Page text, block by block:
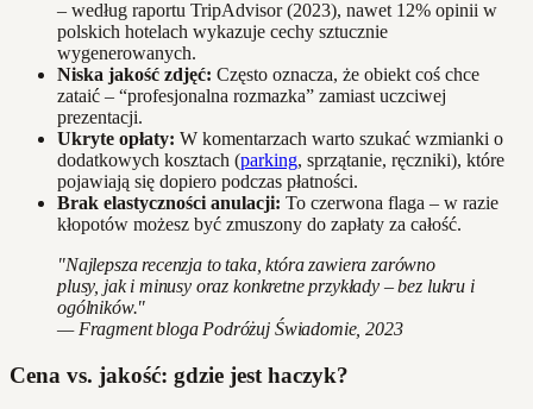
– według raportu TripAdvisor (2023), nawet 12% opinii w
polskich hotelach wykazuje cechy sztucznie
wygenerowanych.
Niska jakość zdjęć: Często oznacza, że obiekt coś chce
zataić – “profesjonalna rozmazka” zamiast uczciwej
prezentacji.
Ukryte opłaty: W komentarzach warto szukać wzmianki o
dodatkowych kosztach (parking, sprzątanie, ręczniki), które
pojawiają się dopiero podczas płatności.
Brak elastyczności anulacji: To czerwona flaga – w razie
kłopotów możesz być zmuszony do zapłaty za całość.
"Najlepsza recenzja to taka, która zawiera zarówno
plusy, jak i minusy oraz konkretne przykłady – bez lukru i
ogólników."
— Fragment bloga Podróżuj Świadomie, 2023
Cena vs. jakość: gdzie jest haczyk?